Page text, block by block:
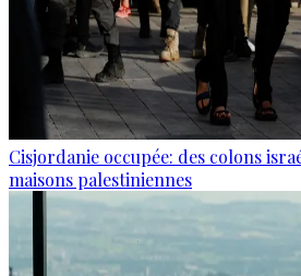
Cisjordanie occupée: des colons
maisons palestiniennes